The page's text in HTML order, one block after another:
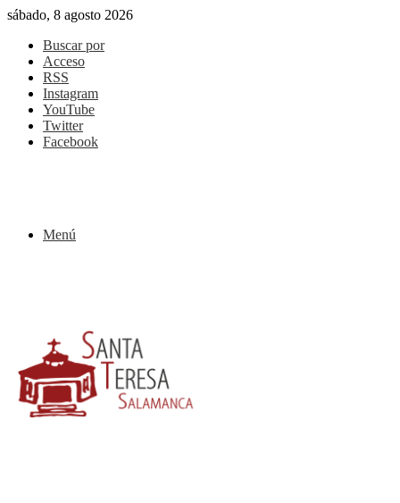
sábado, 8 agosto 2026
Buscar por
Acceso
RSS
Instagram
YouTube
Twitter
Facebook
Menú